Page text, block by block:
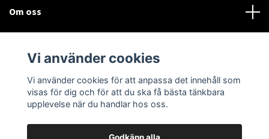
Om oss
Sociala medier
Vi använder cookies
Vi använder cookies för att anpassa det innehåll som
visas för dig och för att du ska få bästa tänkbara
upplevelse när du handlar hos oss.
Godkänn alla